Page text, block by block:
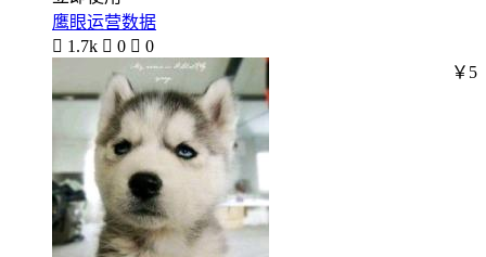
鹰眼运营数据
 1.7k  0  0
￥5